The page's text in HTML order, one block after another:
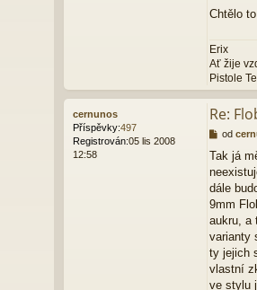
k
Chtělo
Erix
Ať žije
Pistole
cernunos
Příspěvky:497
Registrován:05 lis 2008
12:58
Re:
P
í
s
p
ě
v
e
k
od
Tak já
dále
9mm
aukru, a
varianty
ty jejich
vlastní
ve stylu